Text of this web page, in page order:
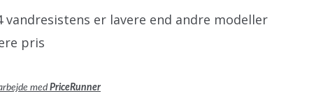
vandresistens er lavere end andre modeller
pris
med PriceRunner